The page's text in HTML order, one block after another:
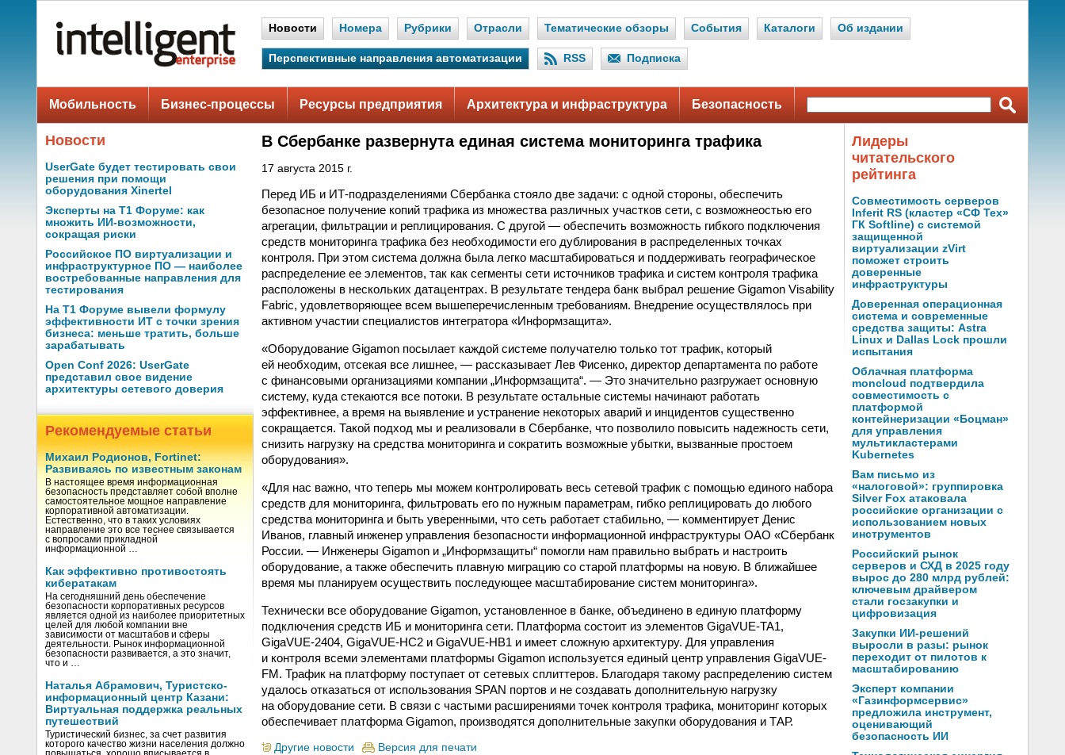
Новости Номера Рубрики Отрасли Тематические обзоры События Каталоги Об издании
Перспективные направления автоматизации RSS Подписка
Мобильность Бизнес-процессы Ресурсы предприятия Архитектура и инфраструктура Безопасность
Новости
UserGate будет тестировать свои
решения при помощи
оборудования Xinertel
Эксперты на Т1 Форуме: как
множить ИИ-возможности,
сокращая риски
Российское ПО виртуализации и
инфраструктурное ПО — наиболее
востребованные направления для
тестирования
На Т1 Форуме вывели формулу
эффективности ИТ с точки зрения
бизнеса: меньше тратить, больше
зарабатывать
Open Conf 2026: UserGate
представил свое видение
архитектуры сетевого доверия
Рекомендуемые статьи
Михаил Родионов, Fortinet:
Развиваясь по известным законам
В настоящее время информационная
безопасность представляет собой вполне
самостоятельное мощное направление
корпоративной автоматизации.
Естественно, что в таких условиях
направление это все теснее связывается
с вопросами прикладной
информационной …
Как эффективно противостоять
кибератакам
На сегодняшний день обеспечение
безопасности корпоративных ресурсов
является одной из наиболее приоритетных
целей для любой компании вне
зависимости от масштабов и сферы
деятельности. Рынок информационной
безопасности развивается, а это значит,
что и …
Наталья Абрамович, Туристско-
информационный центр Казани:
Виртуальная поддержка реальных
путешествий
Туристический бизнес, за счет развития
которого качество жизни населения должно
В Сбербанке развернута единая система мониторинга трафика
17 августа 2015 г.
Перед ИБ и ИТ-подразделениями Сбербанка стояло две задачи: с одной стороны, обеспечить
безопасное получение копий трафика из множества различных участков сети, с возможнеостью его
агрегации, фильтрации и реплицирования. С другой — обеспечить возможность гибкого подключения
средств мониторинга трафика без необходимости его дублирования в распределенных точках
контроля. При этом система должна была легко масштабироваться и поддерживать географическое
распределение ее элементов, так как сегменты сети источников трафика и систем контроля трафика
расположены в нескольких датацентрах. В результате тендера банк выбрал решение Gigamon Visability
Fabriс, удовлетворяющее всем вышеперечисленным требованиям. Внедрение осуществлялось при
активном участии специалистов интегратора «Информзащита».
«Оборудование Gigamon посылает каждой системе получателю только тот трафик, который
ей необходим, отсекая все лишнее, — рассказывает Лев Фисенко, директор департамента по работе
с финансовыми организациями компании „Информзащита“. — Это значительно разгружает основную
систему, куда стекаются все потоки. В результате остальные системы начинают работать
эффективнее, а время на выявление и устранение некоторых аварий и инцидентов существенно
сокращается. Такой подход мы и реализовали в Сбербанке, что позволило повысить надежность сети,
снизить нагрузку на средства мониторинга и сократить возможные убытки, вызванные простоем
оборудования».
«Для нас важно, что теперь мы можем контролировать весь сетевой трафик с помощью единого набора
средств для мониторинга, фильтровать его по нужным параметрам, гибко реплицировать до любого
средства мониторинга и быть уверенными, что сеть работает стабильно, — комментирует Денис
Иванов, главный инженер управления безопасности информационной инфраструктуры ОАО «Сбербанк
России. — Инженеры Gigamon и „Информзащиты“ помогли нам правильно выбрать и настроить
оборудование, а также обеспечить плавную миграцию со старой платформы на новую. В ближайшее
время мы планируем осуществить последующее масштабирование систем мониторинга».
Технически все оборудование Gigamon, установленное в банке, объединено в единую платформу
подключения средств ИБ и мониторинга сети. Платформа состоит из элементов GigaVUE-TA1,
GigaVUE-2404, GigaVUE-HC2 и GigaVUE-HB1 и имеет сложную архитектуру. Для управления
и контроля всеми элементами платформы Gigamon используется единый центр управления GigaVUE-
FM. Трафик на платформу поступает от сетевых сплиттеров. Благодаря такому распределению систем
удалось отказаться от использования SPAN портов и не создавать дополнительную нагрузку
на оборудование сети. В связи с частыми расширениями точек контроля трафика, мониторинг которых
обеспечивает платформа Gigamon, производятся дополнительные закупки оборудования и ТАР.
Другие новости Версия для печати
Лидеры
читательского
рейтинга
Совместимость серверов
Inferit RS (кластер «СФ Тех»
ГК Softline) с системой
защищенной
виртуализации zVirt
поможет строить
доверенные
инфраструктуры
Доверенная операционная
система и современные
средства защиты: Astra
Linux и Dallas Lock прошли
испытания
Облачная платформа
moncloud подтвердила
совместимость с
платформой
контейнеризации «Боцман»
для управления
мультикластерами
Kubernetes
Вам письмо из
«налоговой»: группировка
Silver Fox атаковала
российские организации с
использованием новых
инструментов
Российский рынок
серверов и СХД в 2025 году
вырос до 280 млрд рублей:
ключевым драйвером
стали госзакупки и
цифровизация
Закупки ИИ-решений
выросли в разы: рынок
переходит от пилотов к
масштабированию
Эксперт компании
«Газинформсервис»
предложила инструмент,
оценивающий
безопасность ИИ